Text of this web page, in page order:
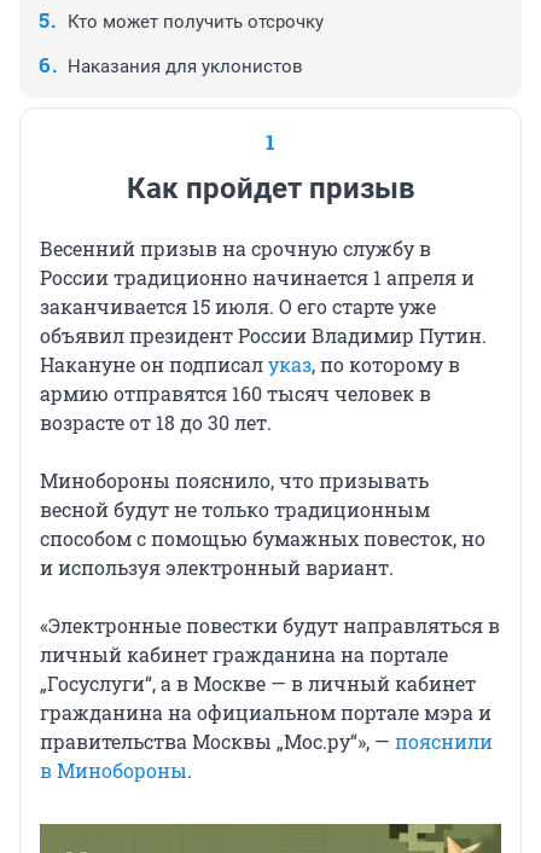
Кто может получить отсрочку
Наказания для уклонистов
1
Как пройдет призыв
Весенний призыв на срочную службу в
России традиционно начинается 1 апреля и
заканчивается 15 июля. О его старте уже
объявил президент России Владимир Путин.
Накануне он подписалуказ, по которому в
армию отправятся 160 тысяч человек в
возрасте от 18 до 30 лет.
Минобороны пояснило, что призывать
весной будут не только традиционным
способом с помощью бумажных повесток, но
и используя электронный вариант.
«Электронные повестки будут направляться в
личный кабинет гражданина на портале
„Госуслуги“, а в Москве — в личный кабинет
гражданина на официальном портале мэра и
правительства Москвы „Мос.ру“», — пояснили
в Минобороны.